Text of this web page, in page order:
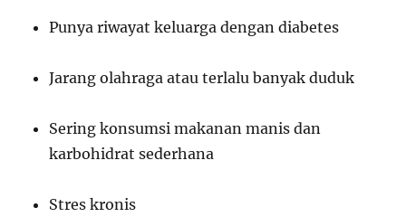
Punya riwayat keluarga dengan diabetes
Jarang olahraga atau terlalu banyak duduk
Sering konsumsi makanan manis dan
karbohidrat sederhana
Stres kronis